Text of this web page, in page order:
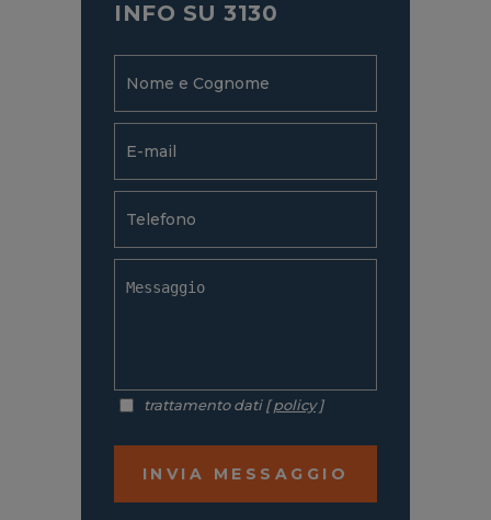
INFO SU 3130
trattamento dati [policy]